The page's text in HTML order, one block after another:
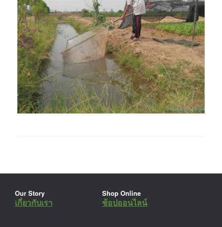
Our Story
เกี่ยวกับเรา
Shop Online
ช้อปออนไลน์